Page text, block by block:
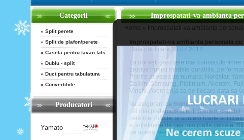
Categorii
» Split perete
» Split de plafon/perete
» Caseta pentru tavan fals
» Dublu - split
» Duct pentru tabulatura
» Convertibile
Producatori
Yamato
Improspatati-va ambianta
Home » Improspatati-va ambianta
Improspatati-va ambianta personala
Data publicare 30.07.2012
La noi veti gasi cele mai cunoscute firme
produc numai modele durabile,
Printre acestea se numara: Nordstar,
Daikin, Samsung, Platinium, Akontek,
Vinchi. Avem grija ca de fiecare data sa
Va asiguram ca modelele pe care le
cel mai pretentios client! Suntem
cele mai dificile, si suntem foarte
si intretinere de cea mai inalta calitate.
de aceea, v-am pregatit cele mai